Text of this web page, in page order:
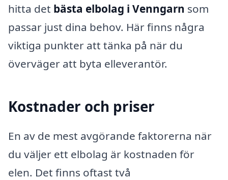
hitta det bästa elbolag i Venngarn som
passar just dina behov. Här finns några
viktiga punkter att tänka på när du
överväger att byta elleverantör.
Kostnader och priser
En av de mest avgörande faktorerna när
du väljer ett elbolag är kostnaden för
elen. Det finns oftast två